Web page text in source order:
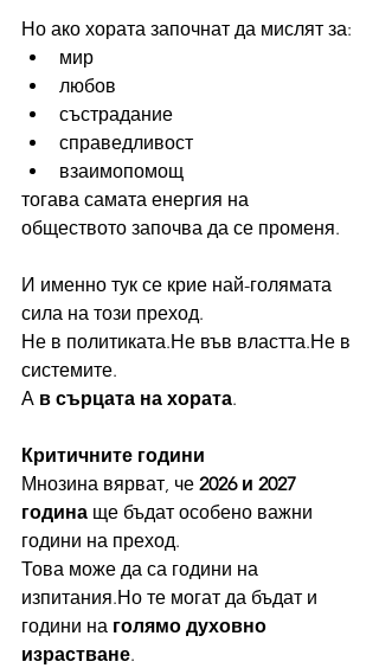
Но ако хората започнат да мислят за:
мир
любов
състрадание
справедливост
взаимопомощ
тогава самата енергия на
обществото започва да се променя.
И именно тук се крие най-голямата
сила на този преход.
Не в политиката.Не във властта.Не в
системите.
А в сърцата на хората.
Критичните години
Мнозина вярват, че 2026 и 2027
година ще бъдат особено важни
години на преход.
Това може да са години на
изпитания.Но те могат да бъдат и
години на голямо духовно
израстване.